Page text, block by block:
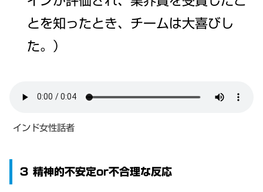
とを知ったとき、チームは大喜びし
た。）
インド女性話者
３ 精神的不安定or不合理な反応